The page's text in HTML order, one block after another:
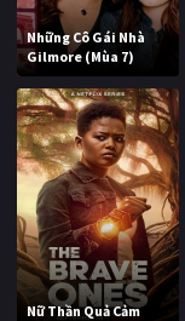
Những Cô Gái Nhà
Gilmore (Mùa 7)
Nữ Thần Quả Cảm